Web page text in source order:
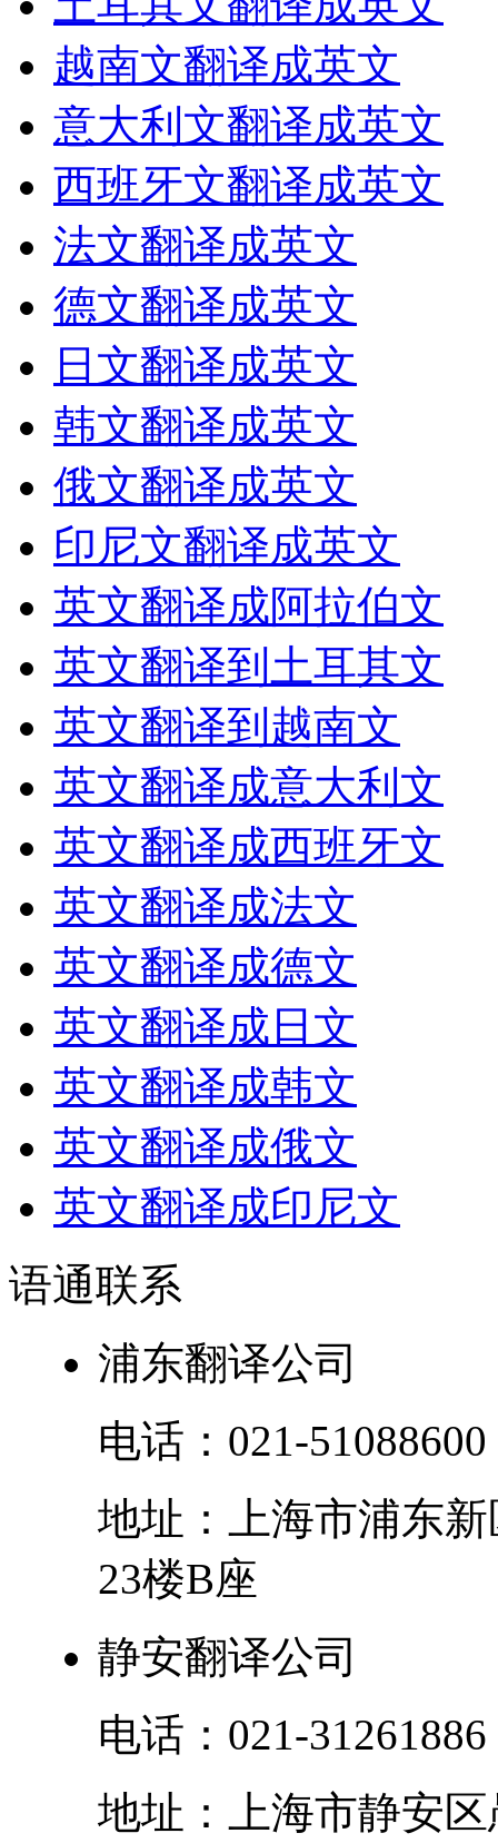
越南文翻译成英文
意大利文翻译成英文
西班牙文翻译成英文
法文翻译成英文
德文翻译成英文
日文翻译成英文
韩文翻译成英文
俄文翻译成英文
印尼文翻译成英文
英文翻译成阿拉伯文
英文翻译到土耳其文
英文翻译到越南文
英文翻译成意大利文
英文翻译成西班牙文
英文翻译成法文
英文翻译成德文
英文翻译成日文
英文翻译成韩文
英文翻译成俄文
英文翻译成印尼文
语通联系
浦东翻译公司
电话： 021-51088600
地址：
上海市浦东新
23楼B座
静安翻译公司
电话： 021-31261886
地址：
上海市静安区